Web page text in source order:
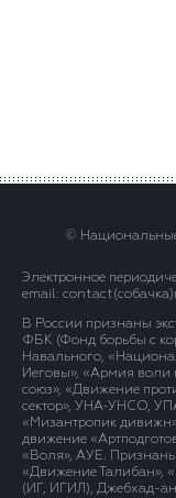
©
Электронное
email:
В России признаны
ФБК (Фонд борьбы с
Навального,
Иеговы», «Армия воли
союз», «Движение
сектор», УНА-УНСО,
«Мизантропик
движение
«Воля», АУЕ.
«Движение Талибан»,
(ИГ, ИГИЛ), Джебхад-